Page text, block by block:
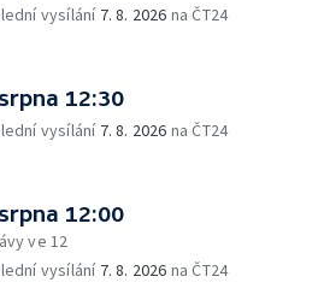
vysílání 7. 8. 2026 na ČT24
12:30
vysílání 7. 8. 2026 na ČT24
12:00
ve 12
vysílání 7. 8. 2026 na ČT24